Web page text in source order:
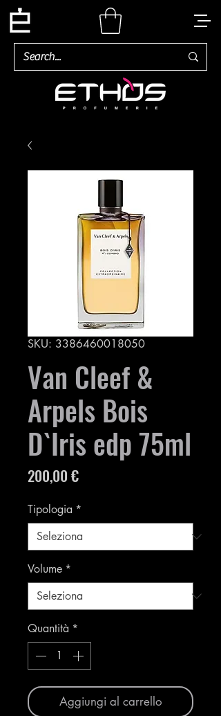
SKU: 3386460018050
Van Cleef &
Arpels Bois
D`Iris edp 75ml
200,00 €Prezzo
Tipologia *
Volume *
Quantità *
Aggiungi al carrello